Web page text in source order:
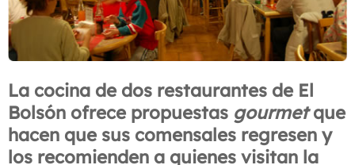
La cocina de dos restaurantes de El
Bolsón ofrece propuestas gourmetque
hacen que sus comensales regresen y
los recomienden a quienes visitan la